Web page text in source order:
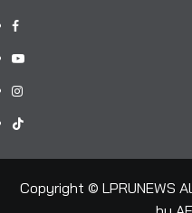
facebook
youtube
instagram
tiktok
Copyright © LPRUNEWS